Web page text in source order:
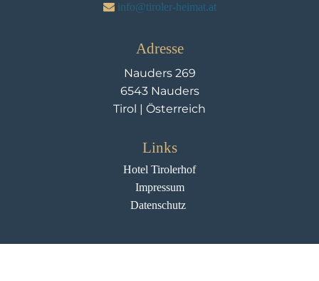
info@tiroler-heimat.at
Adresse
Nauders 269
6543 Nauders
Tirol | Österreich
Links
Hotel Tirolerhof
Impressum
Datenschutz